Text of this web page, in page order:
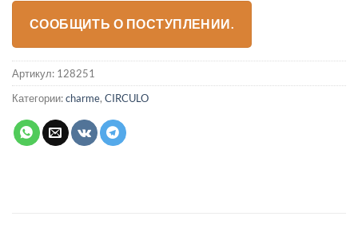
СООБЩИТЬ О ПОСТУПЛЕНИИ.
Артикул: 128251
Категории:charme, CIRCULO